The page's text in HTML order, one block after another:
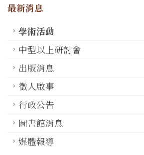
最新消息
學術活動
中型以上研討會
出版消息
徵人啟事
行政公告
圖書館消息
媒體報導